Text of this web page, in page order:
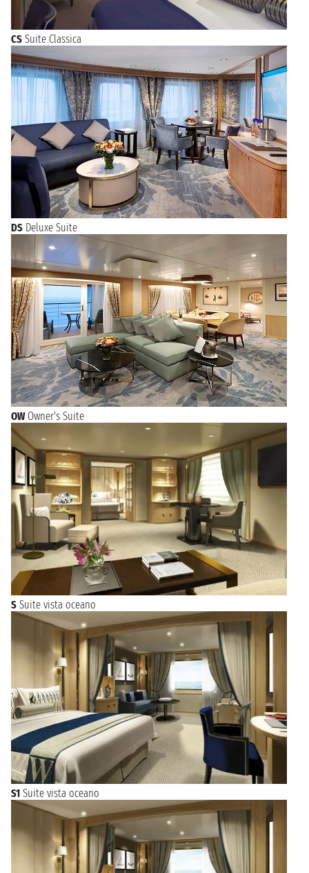
CS Suite Classica
DS Deluxe Suite
OW Owner's Suite
S Suite vista oceano
S1 Suite vista oceano